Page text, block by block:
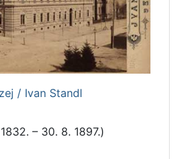
/ Ivan Standl
– 30. 8. 1897.)